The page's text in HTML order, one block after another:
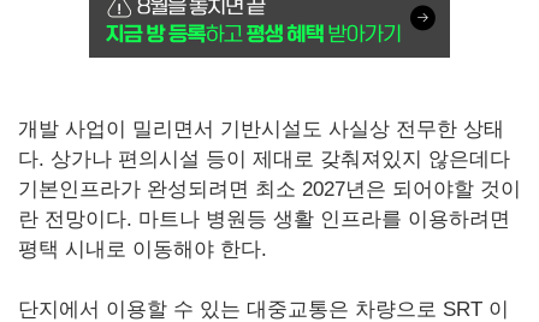
개발 사업이 밀리면서 기반시설도 사실상 전무한 상태
다. 상가나 편의시설 등이 제대로 갖춰져있지 않은데다
기본인프라가 완성되려면 최소 2027년은 되어야할 것이
란 전망이다. 마트나 병원등 생활 인프라를 이용하려면
평택 시내로 이동해야 한다.
단지에서 이용할 수 있는 대중교통은 차량으로 SRT 이